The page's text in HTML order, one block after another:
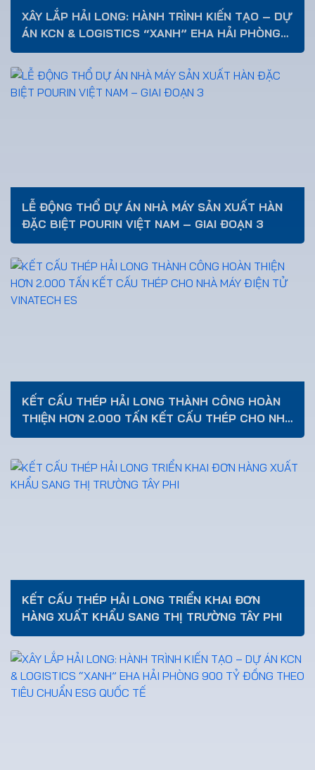
XÂY LẮP HẢI LONG: HÀNH TRÌNH KIẾN TẠO – DỰ
ÁN KCN & LOGISTICS “XANH” EHA HẢI PHÒNG
900 TỶ ĐỒNG THEO TIÊU CHUẨN ESG QUỐC TẾ
LỄ ĐỘNG THỔ DỰ ÁN NHÀ MÁY SẢN XUẤT HÀN
ĐẶC BIỆT POURIN VIỆT NAM – GIAI ĐOẠN 3
KẾT CẤU THÉP HẢI LONG THÀNH CÔNG HOÀN
THIỆN HƠN 2.000 TẤN KẾT CẤU THÉP CHO NHÀ
MÁY ĐIỆN TỬ VINATECH ES
KẾT CẤU THÉP HẢI LONG TRIỂN KHAI ĐƠN
HÀNG XUẤT KHẨU SANG THỊ TRƯỜNG TÂY PHI